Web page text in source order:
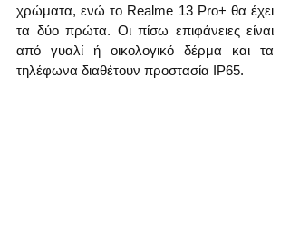
χρώματα, ενώ το Realme 13 Pro+ θα έχει
τα δύο πρώτα. Οι πίσω επιφάνειες είναι
από γυαλί ή οικολογικό δέρμα και τα
τηλέφωνα διαθέτουν προστασία IP65.